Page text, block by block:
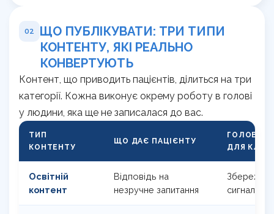
02
ЩО ПУБЛІКУВАТИ: ТРИ ТИПИ
КОНТЕНТУ, ЯКІ РЕАЛЬНО
КОНВЕРТУЮТЬ
Контент, що приводить пацієнтів, ділиться на три
категорії. Кожна виконує окрему роботу в голові
у людини, яка ще не записалася до вас.
ТИП
КОНТЕНТУ
ЩО ДАЄ ПАЦІЄНТУ
ДЛЯ
Освітній
контент
Відповідь на
незручне запитання
сигнал